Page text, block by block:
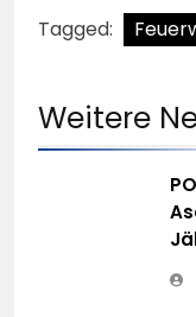
Tagged:
Weitere